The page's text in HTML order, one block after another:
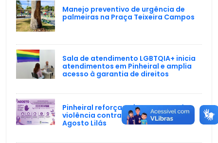
Manejo preventivo de urgência de
palmeiras na Praça Teixeira Campos
Sala de atendimento LGBTQIA+ inicia
atendimentos em Pinheiral e amplia
acesso à garantia de direitos
Pinheiral reforça enfrentamento à
violência contra a mulher durante o
Agosto Lilás